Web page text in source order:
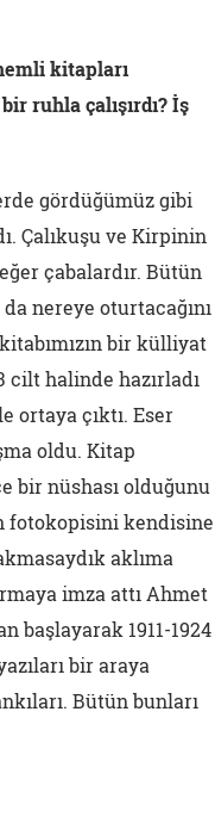
kitapları
ruhla çalışırdı? İş
gördüğümüz gibi
Çalıkuşu ve Kirpinin
çabalardır. Bütün
nereye oturtacağını
bir külliyat
cilt halinde hazırladı
ortaya çıktı. Eser
oldu. Kitap
bir nüshası olduğunu
fotokopisini kendisine
aklıma
imza attı Ahmet
başlayarak 1911-1924
bir araya
Bütün bunları